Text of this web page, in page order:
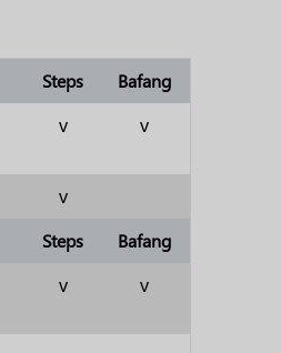
Steps Bafang
v v
v
Steps Bafang
v v